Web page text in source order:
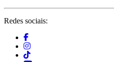
Redes sociais: